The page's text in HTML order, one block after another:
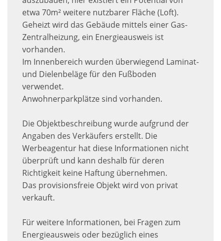
etwa 70m² weitere nutzbarer Fläche (Loft).
Geheizt wird das Gebäude mittels einer Gas-
Zentralheizung, ein Energieausweis ist
vorhanden.
Im Innenbereich wurden überwiegend Laminat-
und Dielenbeläge für den Fußboden
verwendet.
Anwohnerparkplätze sind vorhanden.
Die Objektbeschreibung wurde aufgrund der
Angaben des Verkäufers erstellt. Die
Werbeagentur hat diese Informationen nicht
überprüft und kann deshalb für deren
Richtigkeit keine Haftung übernehmen.
Das provisionsfreie Objekt wird von privat
verkauft.
Für weitere Informationen, bei Fragen zum
Energieausweis oder bezüglich eines